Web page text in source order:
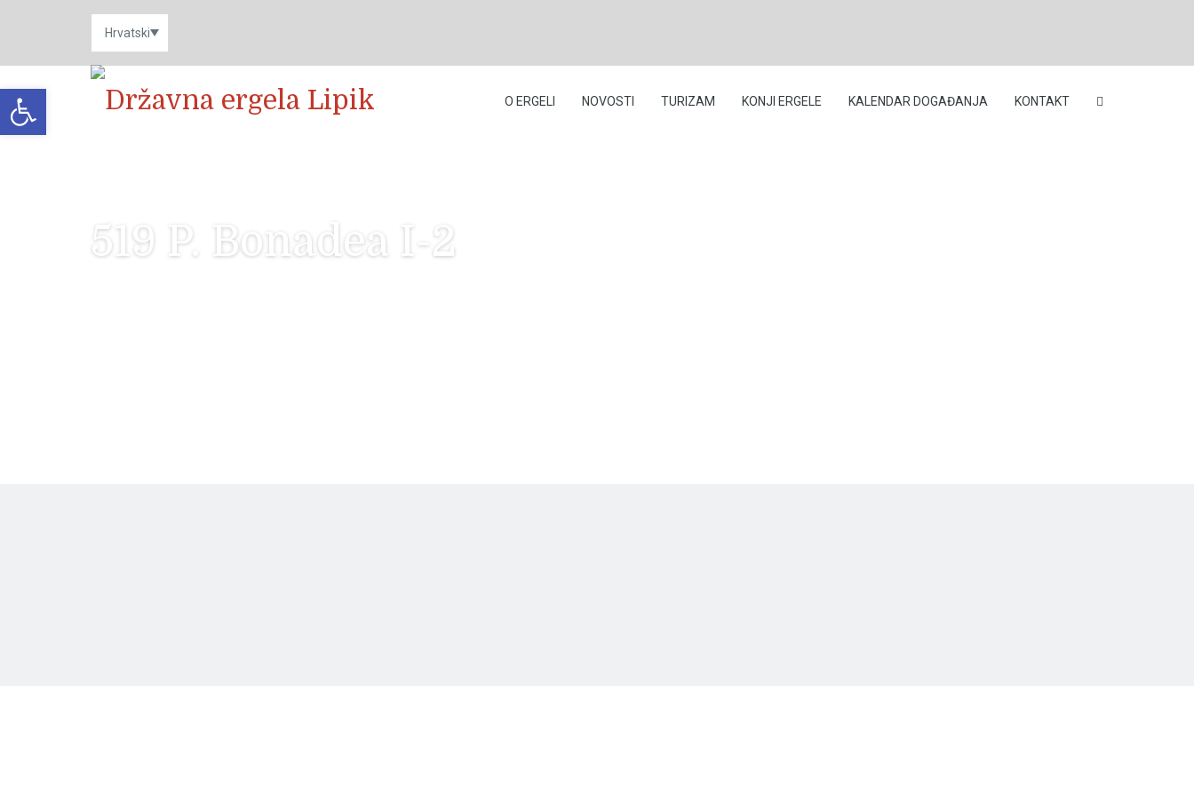
O ERGELI NOVOSTI TURIZAM KONJI ERGELE KALENDAR DOGAĐANJA KONTAKT
519 P. Bonadea I-2
Open toolbar